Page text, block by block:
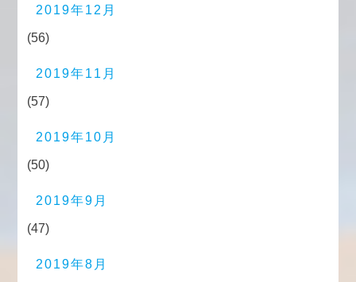
2019年12月
(56)
2019年11月
(57)
2019年10月
(50)
2019年9月
(47)
2019年8月